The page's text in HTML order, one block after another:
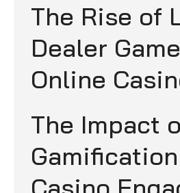
The Rise of
Dealer
Online
The Impact